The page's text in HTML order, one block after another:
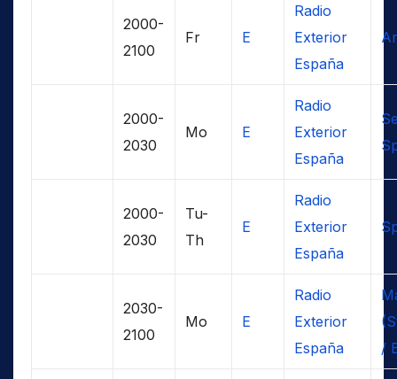
2000-
2100
Fr E
Radio
Exterior
España
2000-
2030
Mo E
Radio
Exterior
España
2000-
2030
Tu-
Th
E
Radio
Exterior
España
2030-
2100
Mo E
Radio
Exterior
España
/